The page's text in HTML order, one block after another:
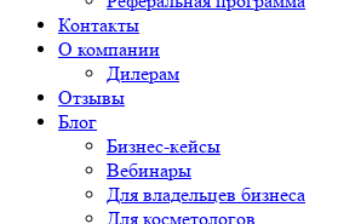
Контакты
О компании
Дилерам
Отзывы
Блог
Бизнес-кейсы
Вебинары
Для владельцев бизнеса
Для косметологов